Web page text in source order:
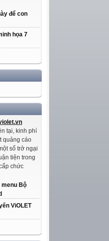
để con
họa 7
tại, kinh phí
quảng cáo
số trở ngại
tiện trong
chức
Bộ
ViOLET